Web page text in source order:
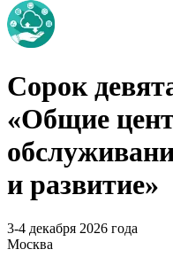
Сорок
«Общие
и развитие»
3-4 декабря 2026 года
Москва